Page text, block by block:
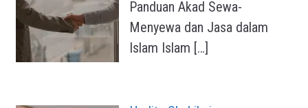
Panduan Akad Sewa-
Menyewa dan Jasa dalam
Islam Islam […]